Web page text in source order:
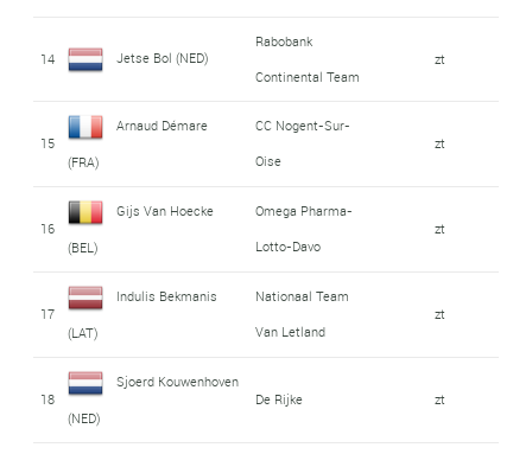
14 Jetse Bol (NED)
Rabobank
Continental Team
zt
15
Arnaud Démare
(FRA)
CC Nogent-Sur-
Oise
zt
16
Gijs Van Hoecke
(BEL)
Omega Pharma-
Lotto-Davo
zt
17
Indulis Bekmanis
(LAT)
Nationaal Team
Van Letland
zt
18
Sjoerd Kouwenhoven
(NED)
De Rijke zt